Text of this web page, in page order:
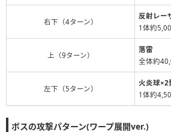
右下（4ターン）
反射レー
1体約
上（9ターン）
落雷
全体約
左下（5ターン）
火炎球×2
1体約
ボスの攻撃パターン(ワープ展開ver.)